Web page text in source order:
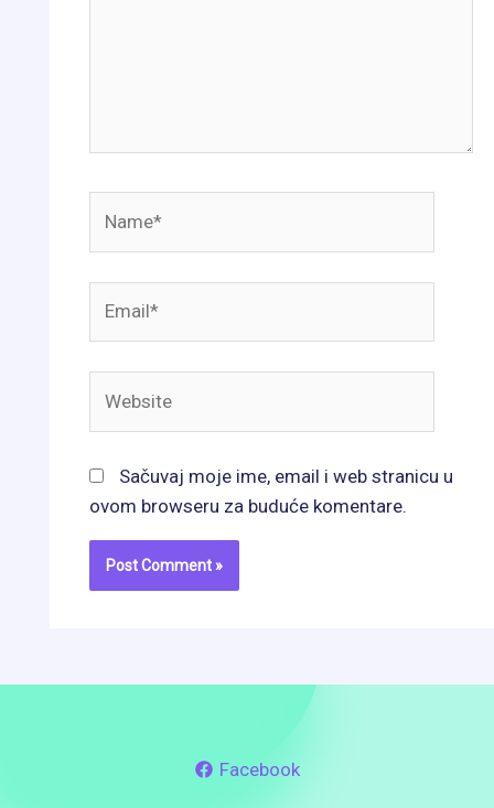
Sačuvaj moje ime, email i web stranicu u
ovom browseru za buduće komentare.
Facebook